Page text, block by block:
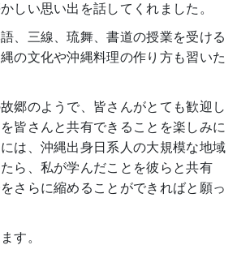
しい思い出を話してくれました。
、三線、琉舞、書道の授業を受ける
の文化や沖縄料理の作り方も習いた
郷のようで、皆さんがとても歓迎し
皆さんと共有できることを楽しみに
は、沖縄出身日系人の大規模な地域
ら、私が学んだことを彼らと共有
さらに縮めることができればと願っ
す。